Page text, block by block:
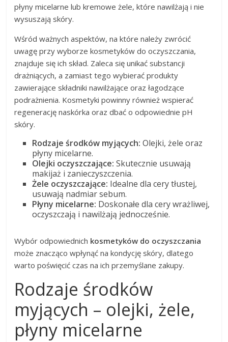
płyny micelarne lub kremowe żele, które nawilżają i nie
wysuszają skóry.
Wśród ważnych aspektów, na które należy zwrócić
uwagę przy wyborze kosmetyków do oczyszczania,
znajduje się ich skład. Zaleca się unikać substancji
drażniących, a zamiast tego wybierać produkty
zawierające składniki nawilżające oraz łagodzące
podrażnienia. Kosmetyki powinny również wspierać
regenerację naskórka oraz dbać o odpowiednie pH
skóry.
Rodzaje środków myjących: Olejki, żele oraz
płyny micelarne.
Olejki oczyszczające: Skutecznie usuwają
makijaż i zanieczyszczenia.
Żele oczyszczające: Idealne dla cery tłustej,
usuwają nadmiar sebum.
Płyny micelarne: Doskonałe dla cery wrażliwej,
oczyszczają i nawilżają jednocześnie.
Wybór odpowiednich kosmetyków do oczyszczania
może znacząco wpłynąć na kondycję skóry, dlatego
warto poświęcić czas na ich przemyślane zakupy.
Rodzaje środków
myjących – olejki, żele,
płyny micelarne